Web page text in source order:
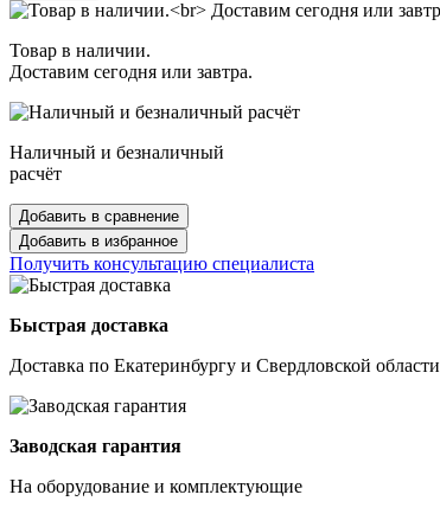
Товар в наличии.
Доставим сегодня или завтра.
Наличный и безналичный
расчёт
Добавить в сравнение
Добавить в избранное
Получить консультацию специалиста
Быстрая доставка
Доставка по Екатеринбургу и Свердловской области
Заводская гарантия
На оборудование и комплектующие